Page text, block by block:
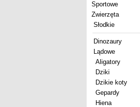
Sportowe
Zwierzęta
Słodkie
Dinozaury
Lądowe
Aligatory
Dziki
Dzikie koty
Gepardy
Hiena